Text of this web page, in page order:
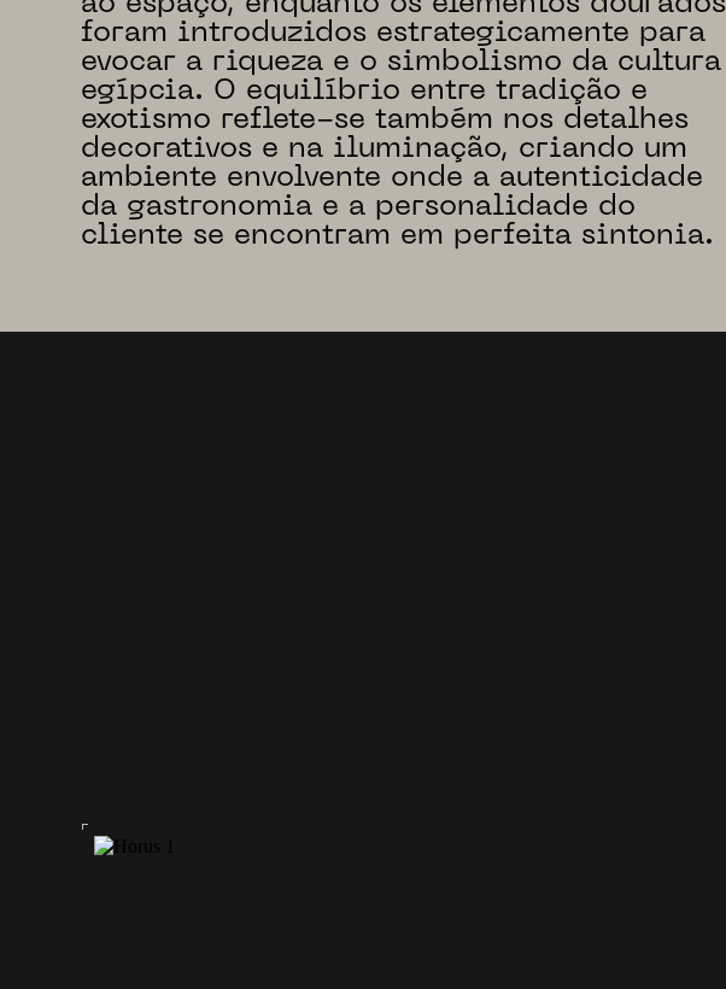
foram introduzidos estrategicamente para
evocar a riqueza e o simbolismo da cultura
egípcia. O equilíbrio entre tradição e
exotismo reflete-se também nos detalhes
decorativos e na iluminação, criando um
ambiente envolvente onde a autenticidade
da gastronomia e a personalidade do
cliente se encontram em perfeita sintonia.